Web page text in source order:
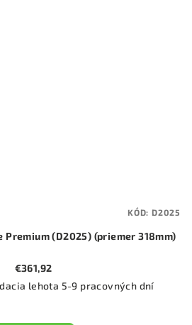
Premium (D2025) (priemer 318mm)
€361,92
lehota 5-9 pracovných dní
KÓD: D2025